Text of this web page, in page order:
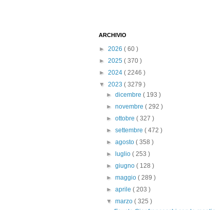
ARCHIVIO
► 2026 ( 60 )
► 2025 ( 370 )
► 2024 ( 2246 )
▼ 2023 ( 3279 )
►dicembre( 193 )
►novembre( 292 )
►ottobre( 327 )
►settembre( 472 )
►agosto( 358 )
►
luglio( 253 )
►giugno( 128 )
►maggio( 289 )
►aprile( 203 )
▼marzo( 325 )